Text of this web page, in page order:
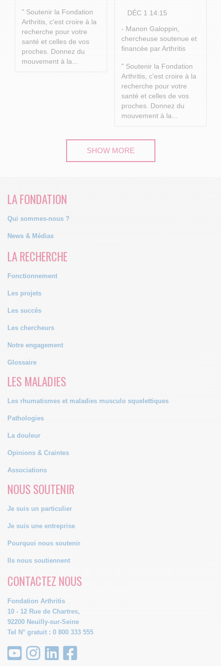
" Soutenir la Fondation
Arthritis, c'est croire à la
recherche pour votre
santé et celles de vos
proches. Donnez du
mouvement à la...
DÉC 1 14:15
- Manon Galoppin,
chercheuse soutenue et
financée par Arthritis
" Soutenir la Fondation
Arthritis, c'est croire à la
recherche pour votre
santé et celles de vos
proches. Donnez du
mouvement à la...
SHOW MORE
LA FONDATION
Qui sommes-nous ?
News & Médias
LA RECHERCHE
Fonctionnement
Les projets
Les succès
Les chercheurs
Notre engagement
Glossaire
LES MALADIES
Les rhumatismes et maladies musculo squelettiques
Pathologies
La douleur
Opinions & Craintes
Associations
NOUS SOUTENIR
Je suis un particulier
Je suis une entreprise
Pourquoi nous soutenir
Ils nous soutiennent
CONTACTEZ NOUS
Fondation Arthritis
10 - 12 Rue de Chartres,
92200 Neuilly-sur-Seine
Tel N° gratuit : 0 800 333 555